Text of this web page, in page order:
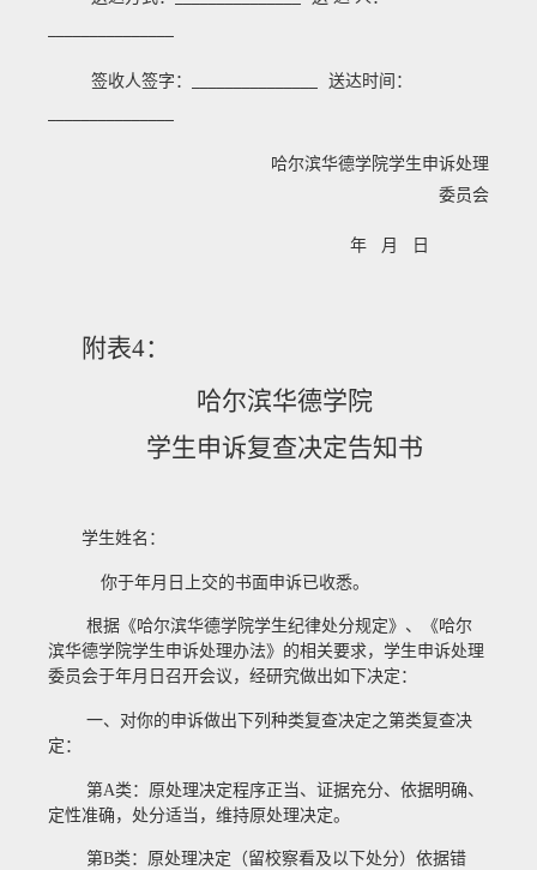
签收人签字： _______________送达时间：
哈尔滨华德学院学生申诉处理
委员会
年 月 日
附表4：
哈尔滨华德学院
学生申诉复查决定告知书
学生姓名：
你于年月 日上交的书面申诉已收悉。
根据《哈尔滨华德学院学生纪律处分规定》、《哈尔
滨华德学院学生申诉处理办法》的相关要求，学生申诉处理
委员会于年月 日召开会议，经研究做出如下决定：
一、对你的申诉做出下列种类复查决定之第类复查决
定：
第A类：原处理决定程序正当、证据充分、依据明确、
定性准确，处分适当，维持原处理决定。
第B类：原处理决定（留校察看及以下处分）依据错